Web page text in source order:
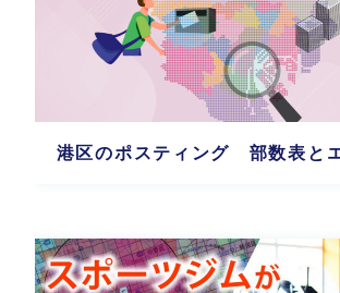
港区のポスティング 部数表と